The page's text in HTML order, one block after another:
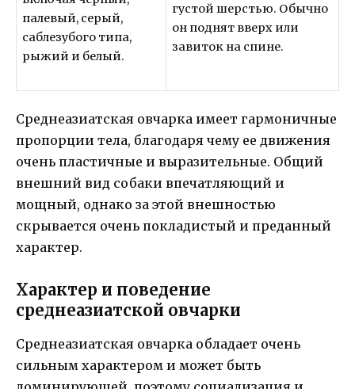
палевый, серый,
саблезубого типа,
рыжий и белый.
густой шерстью. Обычно
он поднят вверх или
завиток на спине.
Среднеазиатская овчарка имеет гармоничные
пропорции тела, благодаря чему ее движения
очень пластичные и выразительные. Общий
внешний вид собаки впечатляющий и
мощный, однако за этой внешностью
скрывается очень покладистый и преданный
характер.
Характер и поведение
среднеазиатской овчарки
Среднеазиатская овчарка обладает очень
сильным характером и может быть